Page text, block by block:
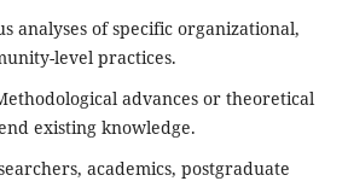
analyses of specific organizational,
level practices.
advances or theoretical
existing knowledge.
academics, postgraduate